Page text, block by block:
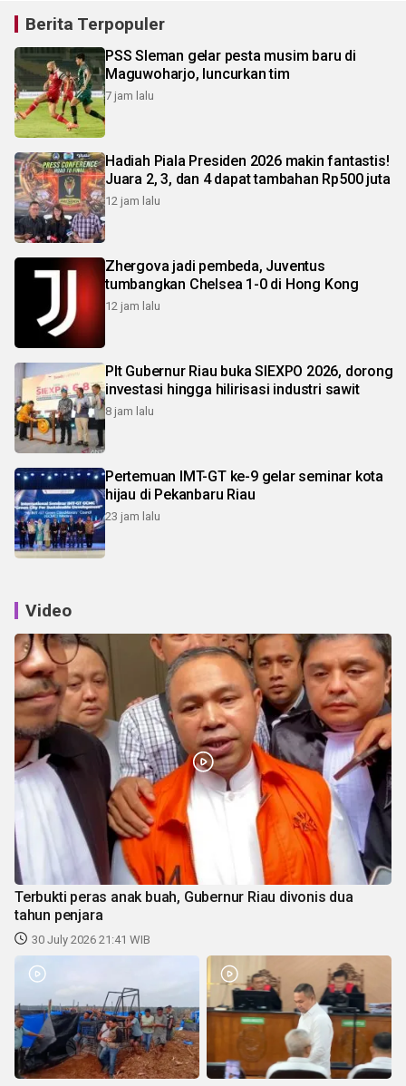
Berita Terpopuler
PSS Sleman gelar pesta musim baru di
Maguwoharjo, luncurkan tim
7 jam lalu
Hadiah Piala Presiden 2026 makin fantastis!
Juara 2, 3, dan 4 dapat tambahan Rp500 juta
12 jam lalu
Zhergova jadi pembeda, Juventus
tumbangkan Chelsea 1-0 di Hong Kong
12 jam lalu
Plt Gubernur Riau buka SIEXPO 2026, dorong
investasi hingga hilirisasi industri sawit
8 jam lalu
Pertemuan IMT-GT ke-9 gelar seminar kota
hijau di Pekanbaru Riau
23 jam lalu
Video
Terbukti peras anak buah, Gubernur Riau divonis dua
tahun penjara
30 July 2026 21:41 WIB